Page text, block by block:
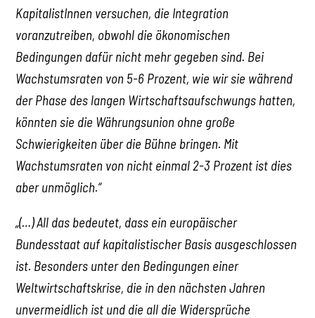
KapitalistInnen versuchen, die Integration
voranzutreiben, obwohl die ökonomischen
Bedingungen dafür nicht mehr gegeben sind. Bei
Wachstumsraten von 5-6 Prozent, wie wir sie während
der Phase des langen Wirtschaftsaufschwungs hatten,
könnten sie die Währungsunion ohne große
Schwierigkeiten über die Bühne bringen. Mit
Wachstumsraten von nicht einmal 2-3 Prozent ist dies
aber unmöglich.“
„(…) All das bedeutet, dass ein europäischer
Bundesstaat auf kapitalistischer Basis ausgeschlossen
ist. Besonders unter den Bedingungen einer
Weltwirtschaftskrise, die in den nächsten Jahren
unvermeidlich ist und die all die Widersprüche